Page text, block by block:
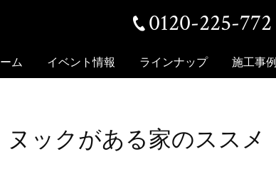
0120-225-772
ム イベント情報 ラインナップ 施工事例
ヌックがある家のススメ